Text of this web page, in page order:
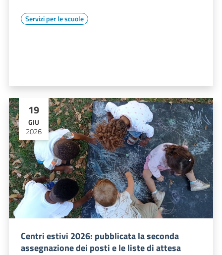
Servizi per le scuole
19
GIU
2026
Centri estivi 2026: pubblicata la seconda
assegnazione dei posti e le liste di attesa